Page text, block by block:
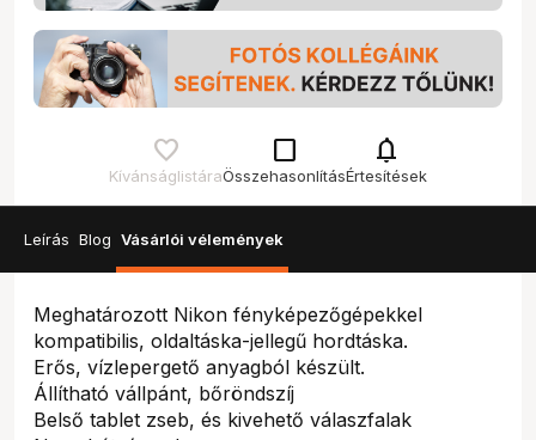
Kívánságlistára
check_box_outline_blank
Összehasonlítás
notifications
Értesítések
Leírás Blog Vásárlói vélemények
Meghatározott Nikon fényképezőgépekkel
kompatibilis, oldaltáska-jellegű hordtáska.
Erős, vízlepergető anyagból készült.
Állítható vállpánt, bőröndszíj
Belső tablet zseb, és kivehető válaszfalak